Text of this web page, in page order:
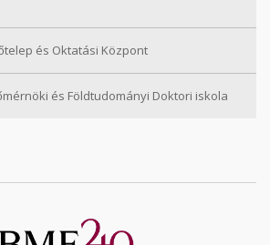
és Oktatási Központ
és Földtudományi Doktori iskola